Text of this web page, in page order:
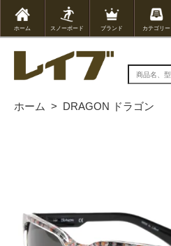
ホーム スノーボード ブランド カテゴリー
ホーム > DRAGON ドラゴン